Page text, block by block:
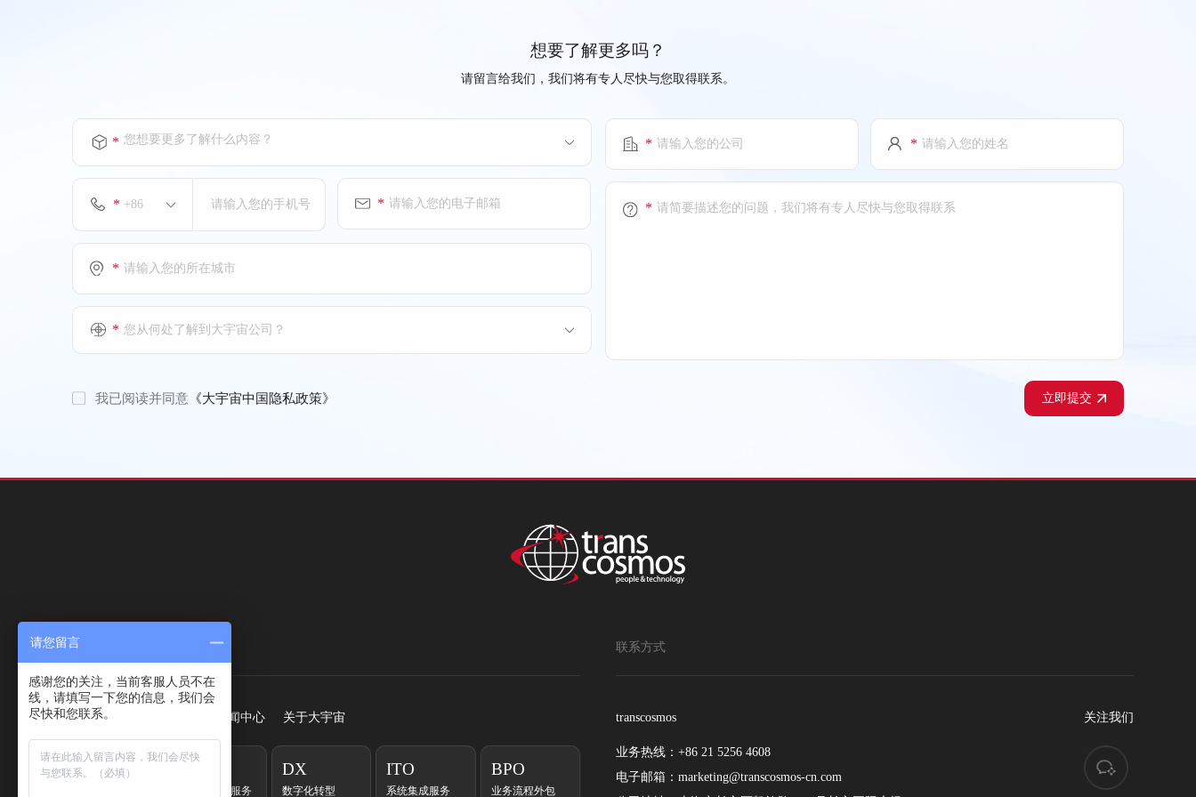
想要了解更多吗？
请留言给我们，我们将有专人尽快与您取得联系。
您想要更多了解什么内容？
*
* *
*
您从何处了解到大宇宙公司？
*
* *
*
我已阅读并同意 《大宇宙中国隐私政策》 立即提交
快速访问
首页 服务 新闻中心 关于大宇宙
CC
一站式电商服务
DX
数字化转型
ITO
系统集成服务
BPO
业务流程外包
联系方式
transcosmos
业务热线： +86 21 5256 4608
电子邮箱： marketing@transcosmos-cn.com
关注我们
请您留言
感谢您的关注，当前客服人员不在
线，请填写一下您的信息，我们会
尽快和您联系。